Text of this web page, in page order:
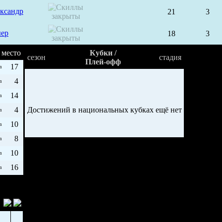
21 3
18 3
место
17
4
14
4
10
8
10
16
сезон
Кубки /
Плей-офф
стадия
Достижений в национальных кубках ещё нет